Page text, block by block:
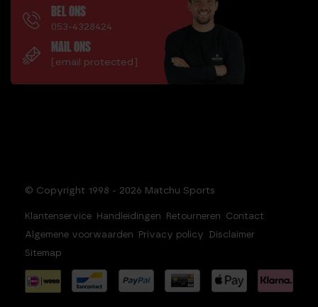
BEL ONS
053-4328424
MAIL ONS
[email protected]
© Copyright 1998 - 2026 Matchu Sports
Klantenservice Handleidingen Retourneren Contact
Algemene voorwaarden Privacy policy Disclaimer
Sitemap